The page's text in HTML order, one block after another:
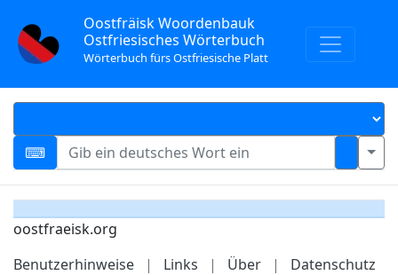
Oostfräisk Woordenbauk
Ostfriesisches Wörterbuch
Wörterbuch fürs Ostfriesische Platt
oostfraeisk.org
Benutzerhinweise
| Links | Über | Datenschutz